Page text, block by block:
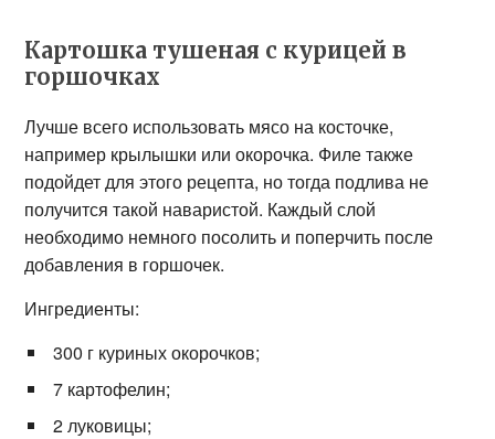
Картошка тушеная с курицей в
горшочках
Лучше всего использовать мясо на косточке,
например крылышки или окорочка. Филе также
подойдет для этого рецепта, но тогда подлива не
получится такой наваристой. Каждый слой
необходимо немного посолить и поперчить после
добавления в горшочек.
Ингредиенты:
300 г куриных окорочков;
7 картофелин;
2 луковицы;